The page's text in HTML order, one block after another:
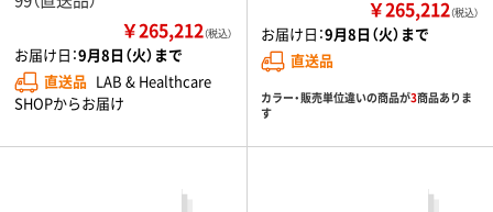
￥265,212（税込）
お届け日：9月8日（火）まで
直送品 LAB & Healthcare
SHOPからお届け
￥265,212（税込）
お届け日：9月8日（火）まで
直送品
カラー・販売単位違いの商品が3商品ありま
す